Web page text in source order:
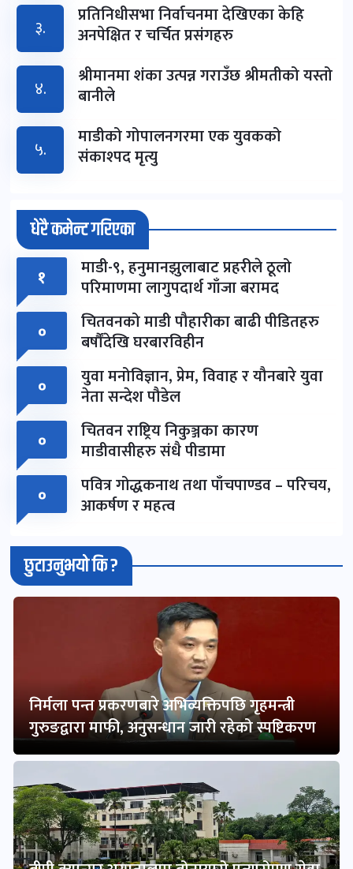
३.
प्रतिनिधीसभा निर्वाचनमा देखिएका केहि
अनपेक्षित र चर्चित प्रसंगहरु
४.
श्रीमानमा शंका उत्पन्न गराउँछ श्रीमतीको यस्तो
बानीले
५.
माडीको गोपालनगरमा एक युवकको
संकाश्पद मृत्यु
धेरै कमेन्ट गरिएका
१ माडी-९, हनुमानझुलाबाट प्रहरीले ठूलो
परिमाणमा लागुपदार्थ गाँजा बरामद
०
चितवनको माडी पौहारीका बाढी पीडितहरु
बर्षौंदेखि घरबारविहीन
०
युवा मनोविज्ञान, प्रेम, विवाह र यौनबारे युवा
नेता सन्देश पौडेल
०
चितवन राष्ट्रिय निकुञ्जका कारण
माडीवासीहरु संधै पीडामा
०
पवित्र गोद्धकनाथ तथा पाँचपाण्डव – परिचय,
आकर्षण र महत्व
छुटाउनुभयो कि ?
निर्मला पन्त प्रकरणबारे अभिव्यक्तिपछि गृहमन्त्री
गुरुङद्वारा माफी, अनुसन्धान जारी रहेको स्पष्टिकरण